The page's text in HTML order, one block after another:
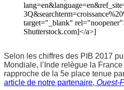
target="_blank"
Shutterstock.com]</a>]
Selon les chiffres des PIB 2017
Mondiale, l’Inde relègue la
rapproche de la 5e place tenue
article de notre partenaire, Ouest-